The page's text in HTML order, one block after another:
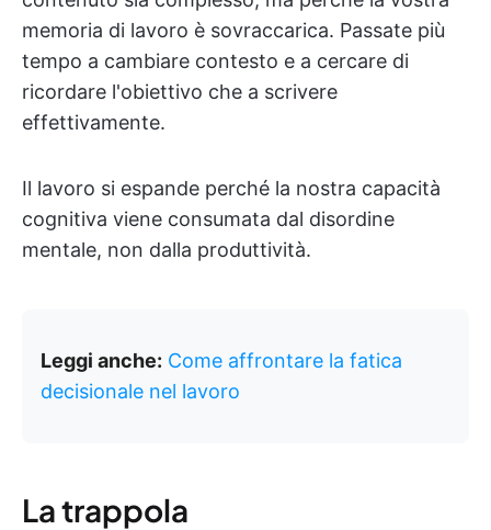
memoria di lavoro è sovraccarica. Passate più
tempo a cambiare contesto e a cercare di
ricordare l'obiettivo che a scrivere
effettivamente.
Il lavoro si espande perché la nostra capacità
cognitiva viene consumata dal disordine
mentale, non dalla produttività.
Leggi anche: Come affrontare la fatica
decisionale nel lavoro
La trappola